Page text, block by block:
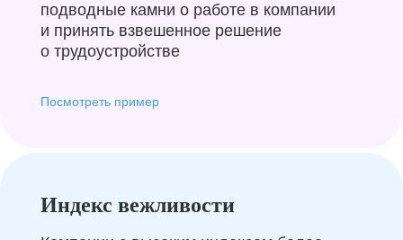
подводные камни о работе в компании
и принять взвешенное решение
о трудоустройстве
Посмотреть пример
Индекс вежливости